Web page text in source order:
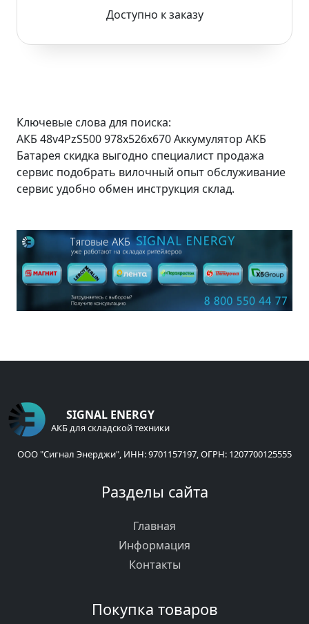
Доступно к заказу
Ключевые слова для поиска:
АКБ 48v4PzS500 978x526x670 Аккумулятор АКБ
Батарея скидка выгодно специалист продажа
сервис подобрать вилочный опыт обслуживание
сервис удобно обмен инструкция склад.
SIGNAL ENERGY
АКБ для складской техники
ООО "Сигнал Энерджи", ИНН: 9701157197, ОГРН: 1207700125555
Разделы сайта
Главная
Информация
Контакты
Покупка товаров